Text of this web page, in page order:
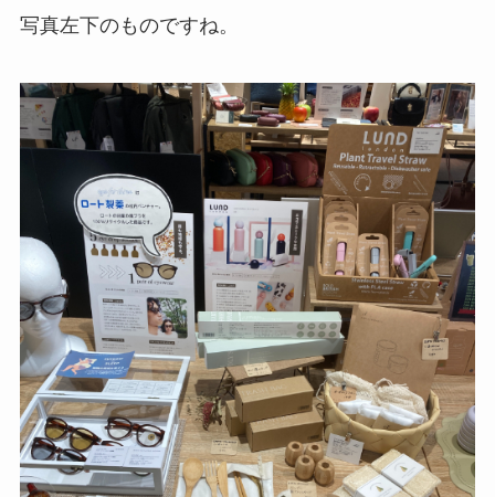
写真左下のものですね。